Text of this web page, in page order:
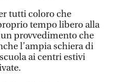
tutti coloro che
tempo libero alla
provvedimento che
l’ampia schiera di
ai centri estivi